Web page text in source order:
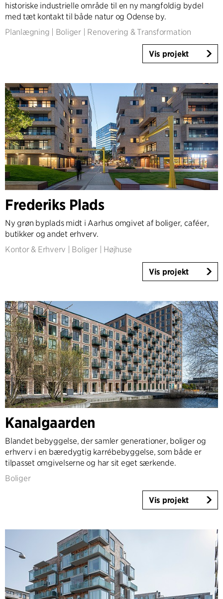
historiske industrielle område til en ny mangfoldig bydel
med tæt kontakt til både natur og Odense by.
Planlægning
Boliger| Renovering & Transformation
Vis projekt
Frederiks Plads
Ny grøn byplads midt i Aarhus omgivet af boliger, caféer,
butikker og andet erhverv.
Kontor & Erhverv
Boliger| Højhuse
Vis projekt
Kanalgaarden
Blandet bebyggelse, der samler generationer, boliger og
erhverv i en bæredygtig karrébebyggelse, som både er
tilpasset omgivelserne og har sit eget særkende.
Boliger
Vis projekt